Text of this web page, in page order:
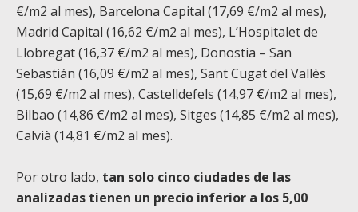
€/m2 al mes), Barcelona Capital (17,69 €/m2 al mes),
Madrid Capital (16,62 €/m2 al mes), L’Hospitalet de
Llobregat (16,37 €/m2 al mes), Donostia – San
Sebastián (16,09 €/m2 al mes), Sant Cugat del Vallès
(15,69 €/m2 al mes), Castelldefels (14,97 €/m2 al mes),
Bilbao (14,86 €/m2 al mes), Sitges (14,85 €/m2 al mes),
Calvià (14,81 €/m2 al mes).
Por otro lado, tan solo cinco ciudades de las
analizadas tienen un precio inferior a los 5,00